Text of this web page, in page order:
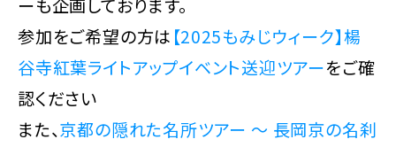
ーも企画しております。
参加をご希望の方は 【2025もみじウィーク】楊
谷寺紅葉ライトアップイベント送迎ツアーをご確
認ください
また、京都の隠れた名所ツアー ～ 長岡京の名刹